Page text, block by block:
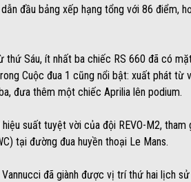
đầu bảng xếp hạng tổng với 86 điểm,
thứ Sáu, ít nhất ba chiếc RS 660 đã có
Cuộc đua 1 cũng nổi bật: xuất phát từ
đưa thêm một chiếc Aprilia lên podium.
suất tuyệt vời của đội REVO-M2, tham
tại đường đua huyền thoại Le Mans.
đã giành được vị trí thứ hai lịch